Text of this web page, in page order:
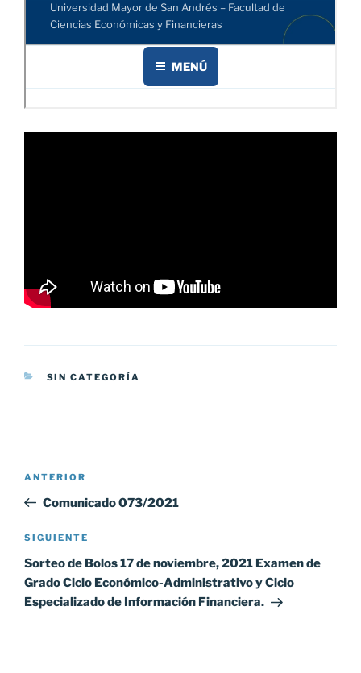
CATEGORÍAS
SIN CATEGORÍA
Navegación
entradas
Entrada
anterior:
ANTERIOR
Comunicado 073/2021
Siguiente
entrada
SIGUIENTE
Sorteo de Bolos 17 de noviembre, 2021 Examen de
Grado Ciclo Económico-Administrativo y Ciclo
Especializado de Información Financiera.